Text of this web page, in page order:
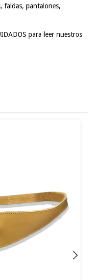
faldas, pantalones,
para leer nuestros